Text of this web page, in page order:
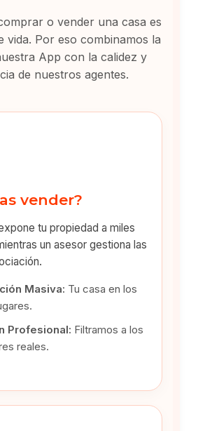
o vender una casa es
vida. Por eso combinamos la
App con la calidez y
de nuestros agentes.
vender?
tu propiedad a miles
un asesor gestiona las
Masiva: Tu casa en los
Profesional: Filtramos a los
reales.